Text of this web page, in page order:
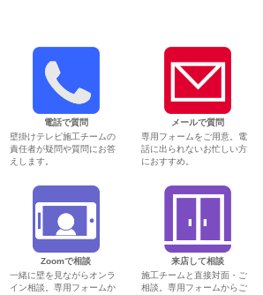
電話で質問
壁掛けテレビ施工チームの
責任者が疑問や質問にお答
えします。
メールで質問
専用フォームをご用意。電
話に出られないお忙しい方
におすすめ。
Zoomで相談
一緒に壁を見ながらオンラ
イン相談。専用フォームか
来店して相談
施工チームと直接対面・ご
相談。専用フォームからご